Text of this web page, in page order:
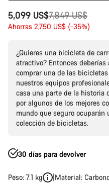
5,099 US$
Precio
original
7,849 US$
Ahorras 2,750 US$ (-35%)
¿Quieres una bicicleta de
atractivo? Entonces
comprar una de las
nuestros equipos
casa una parte de la historia
por algunos de los mejores
mundo que seguro
colección de bicicletas.
30 días para devolver
Peso: 7.1 kg Material: